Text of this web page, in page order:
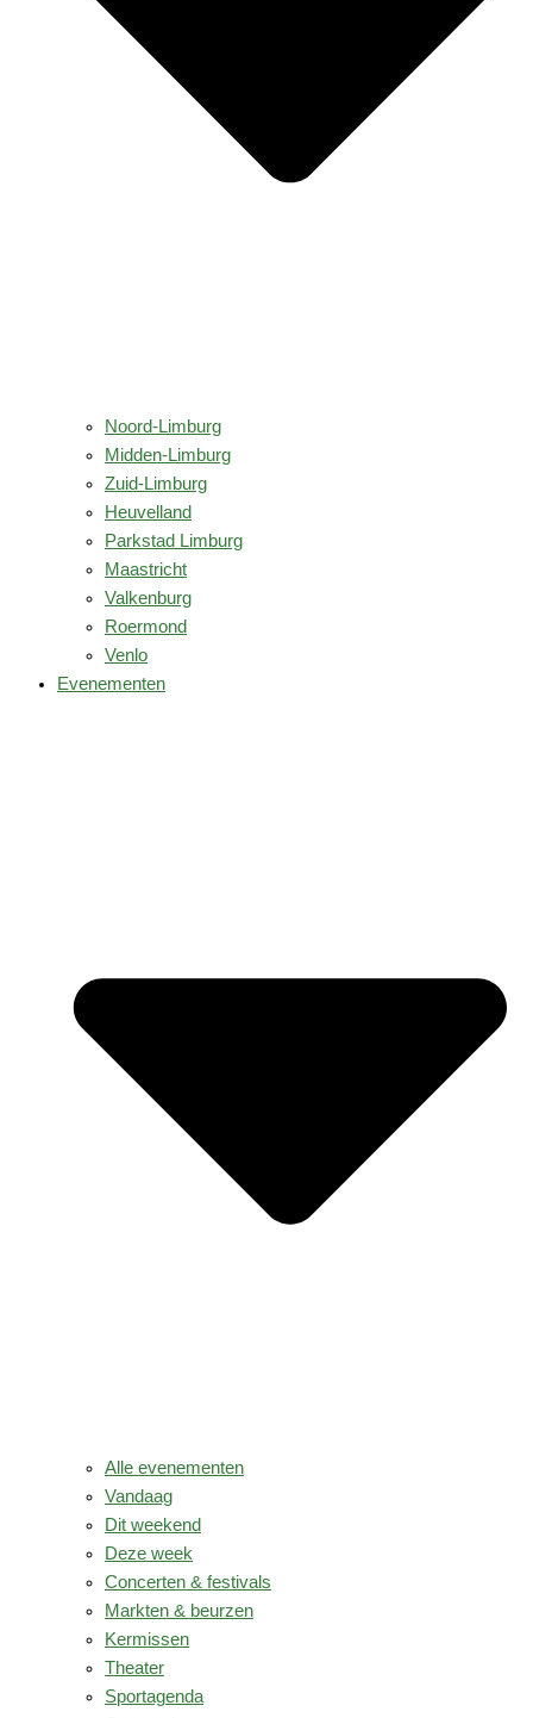
Noord-Limburg
Midden-Limburg
Zuid-Limburg
Heuvelland
Parkstad Limburg
Maastricht
Valkenburg
Roermond
Venlo
Evenementen
Alle evenementen
Vandaag
Dit weekend
Deze week
Concerten & festivals
Markten & beurzen
Kermissen
Theater
Sportagenda